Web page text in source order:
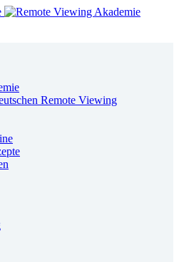
Remote Viewing